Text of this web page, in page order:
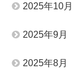
2025年10月
2025年9月
2025年8月